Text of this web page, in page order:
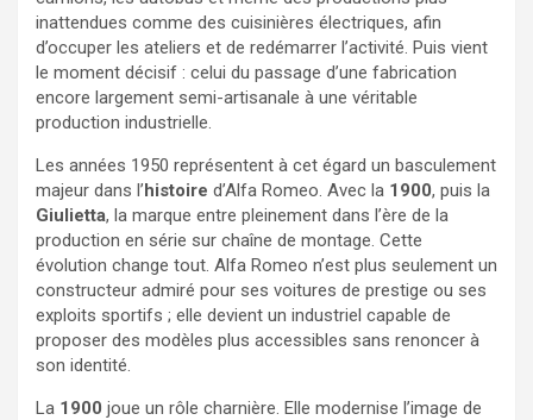
inattendues comme des cuisinières électriques, afin
d’occuper les ateliers et de redémarrer l’activité. Puis vient
le moment décisif : celui du passage d’une fabrication
encore largement semi-artisanale à une véritable
production industrielle.
Les années 1950 représentent à cet égard un basculement
majeur dans l’histoire d’Alfa Romeo. Avec la 1900, puis la
Giulietta, la marque entre pleinement dans l’ère de la
production en série sur chaîne de montage. Cette
évolution change tout. Alfa Romeo n’est plus seulement un
constructeur admiré pour ses voitures de prestige ou ses
exploits sportifs ; elle devient un industriel capable de
proposer des modèles plus accessibles sans renoncer à
son identité.
La 1900 joue un rôle charnière. Elle modernise l’image de